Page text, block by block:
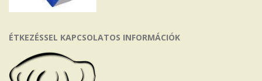
ÉTKEZÉSSEL KAPCSOLATOS INFORMÁCIÓK